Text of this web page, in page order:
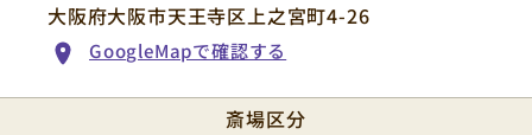
大阪府大阪市天王寺区上之宮町4-26
GoogleMapで確認する
斎場区分